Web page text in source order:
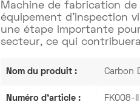
Machine de fabrication de
équipement d'inspection
une étape importante
secteur, ce qui
Nom du produit : Carbon
Numéro d'article : FK008-II